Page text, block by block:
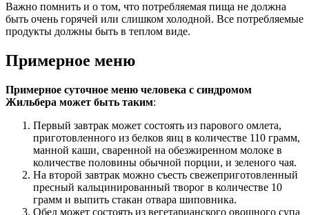
Важно помнить и о том, что потребляемая пища не должна
быть очень горячей или слишком холодной. Все потребляемые
продукты должны быть в теплом виде.
Примерное меню
Примерное суточное меню человека с синдромом
Жильбера может быть таким:
Первый завтрак может состоять из парового омлета,
приготовленного из белков яиц в количестве 110 грамм,
манной каши, сваренной на обезжиренном молоке в
количестве половины обычной порции, и зеленого чая.
На второй завтрак можно съесть свежеприготовленный
пресный кальцинированный творог в количестве 10
грамм и выпить стакан отвара шиповника.
Обед может состоять из вегетарианского овощного супа